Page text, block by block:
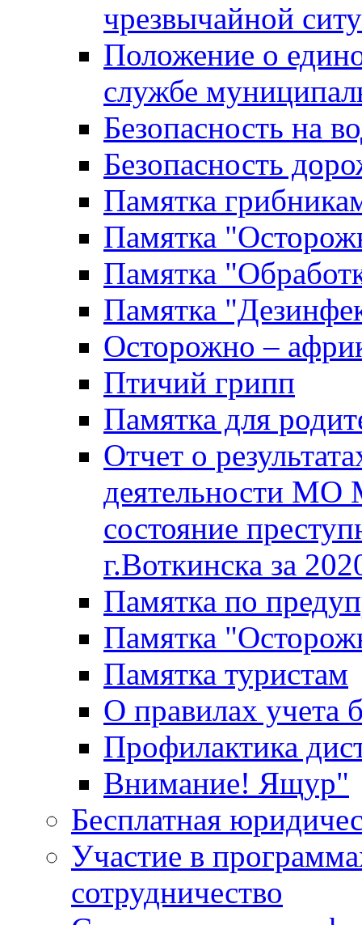
чрезвычайной
Положение о
службе
Безопасность на
Безопасность
Памятка
Памятка
Памятка
Памятка
Осторожно –
Птичий грипп
Памятка для
Отчет о
деятельности МО
состояние
г.Воткинска за
Памятка по
Памятка
Памятка туристам
О правилах учета
Профилактика
Внимание! Ящур"
Бесплатная
Участие в
сотрудничество